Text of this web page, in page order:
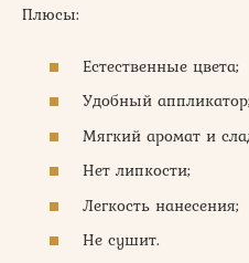
Плюсы:
Естественные цвета;
Удобный аппликатор;
Мягкий аромат и
Нет липкости;
Легкость нанесения;
Не сушит.